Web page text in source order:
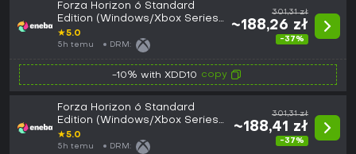
Forza Horizon 6 Standard
Edition (Windows/Xbox Series
X|S) XBOX LIVE Key GLOBAL
★5.0
5h temu DRM:
301,31 zł
~188,26 zł
-37%
-10% with XDD10 copy
Forza Horizon 6 Standard
Edition (Windows/Xbox Series
X|S) Xbox Live Key EUROPE
★5.0
5h temu DRM:
301,31 zł
~188,41 zł
-37%